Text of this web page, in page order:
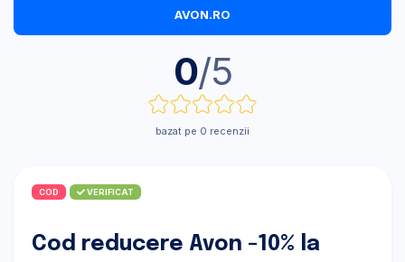
AVON.RO
0/5
bazat pe 0 recenzii
COD VERIFICAT
Cod reducere Avon -10% la